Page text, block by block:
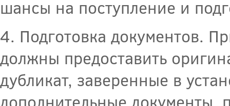
шансы на поступление и
4. Подготовка документов.
должны предоставить
дубликат, заверенные в